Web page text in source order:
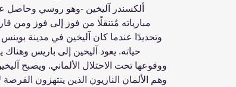
ألكسندر آليخين -وهو روسي وحاصل
وتحديدًا عندما كان آليخين في مدينة
حياته. يعود آليخين إلى باريس وهناك
ووقوعها تحت الاحتلال الألماني. ويصبح
وهم الألمان النازيون الذين ينتهزون